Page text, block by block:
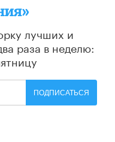
лучших и
раза в неделю:
ПОДПИСАТЬСЯ